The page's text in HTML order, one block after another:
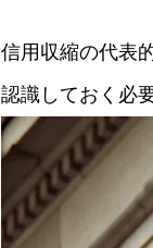
信用収縮の代表
認識しておく必